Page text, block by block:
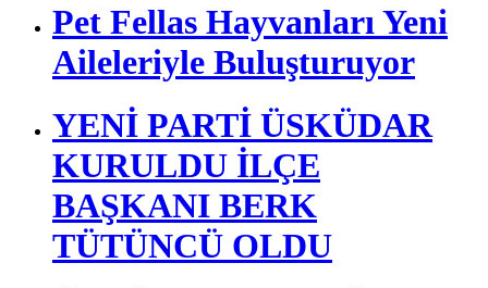
Pet Fellas Hayvanları Yeni
Aileleriyle Buluşturuyor
YENİ PARTİ ÜSKÜDAR
KURULDU İLÇE
BAŞKANI BERK
TÜTÜNCÜ OLDU